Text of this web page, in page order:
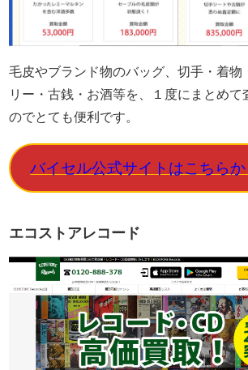
毛皮やブランド物のバッグ、切手・着物
リー・古銭・お酒等を、
１度にまとめて
のでとても便利です。
バイセル公式サイトはこちらか
エコストアレコード